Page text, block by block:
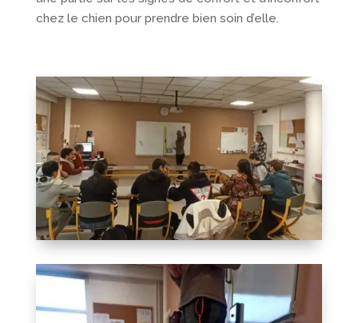
chez le chien pour prendre bien soin d’elle.